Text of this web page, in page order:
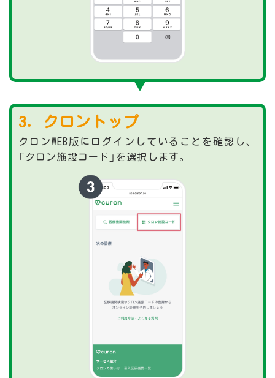
3．クロントップ
クロンWEB版にログインしていることを確認し、
「クロン施設コード」を選択します。